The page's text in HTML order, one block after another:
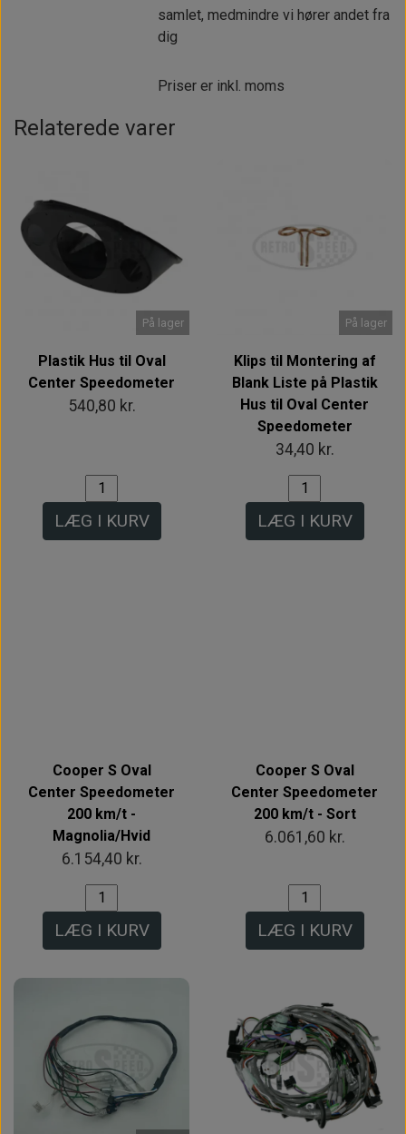
samlet, medmindre vi hører andet fra
dig
Priser er inkl. moms
Relaterede varer
På lager
Plastik Hus til Oval
Center Speedometer
540,80 kr.
LÆG I KURV
På lager
Klips til Montering af
Blank Liste på Plastik
Hus til Oval Center
Speedometer
34,40 kr.
LÆG I KURV
Cooper S Oval
Center Speedometer
200 km/t -
Magnolia/Hvid
6.154,40 kr.
LÆG I KURV
Cooper S Oval
Center Speedometer
200 km/t - Sort
6.061,60 kr.
LÆG I KURV